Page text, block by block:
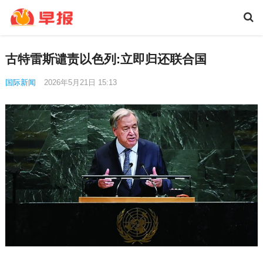
古特雷斯谴责以色列:立即归还联合国
国际新闻 2026年5月21日 15:13